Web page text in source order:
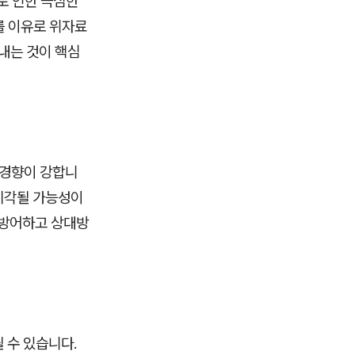
이유로 위자료
는 것이 핵심
향이 강합니
될 가능성이
어하고 상대방
수 있습니다.